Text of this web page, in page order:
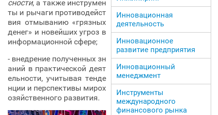
сности, а также инструмен
ты и рычаги противодейст
вия отмыванию «грязных
денег» и новейших угроз в
информационной сфере;
- внедрение полученных зн
аний в практической деят
ельности, учитывая тенде
нции и перспективы мирох
озяйственного развития.
Инновационная
деятельность
Инновационное
развитие предприятия
Инновационный
менеджмент
Инструменты
международного
финансового рынка